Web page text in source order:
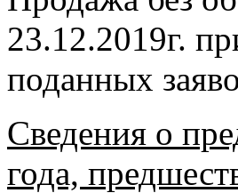
23.12.2019г.
поданных
Сведения о
года,